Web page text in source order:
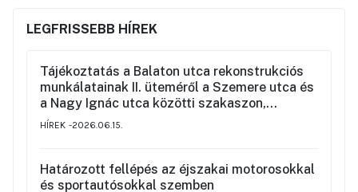
LEGFRISSEBB HÍREK
Tájékoztatás a Balaton utca rekonstrukciós
munkálatainak II. üteméről a Szemere utca és
a Nagy Ignác utca közötti szakaszon,
valamint a környék ideiglenes forgalmi
HÍREK 2026.06.15.
Határozott fellépés az éjszakai motorosokkal
és sportautósokkal szemben